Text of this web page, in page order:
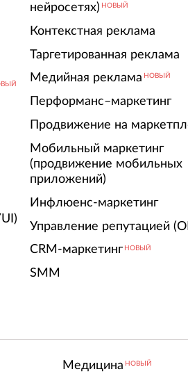
нейросетях) НОВЫЙ
Контекстная реклама
Таргетированная реклама
Медийная реклама НОВЫЙ
Перформанс–маркетинг
Продвижение на
Мобильный маркетинг
(продвижение мобильных
приложений)
Инфлюенс-маркетинг
Управление репутацией
CRM-маркетинг НОВЫЙ
SMM
Медицина НОВЫЙ